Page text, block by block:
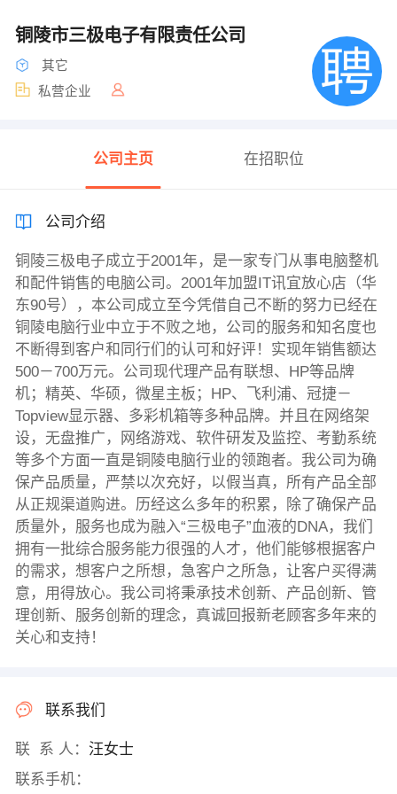
铜陵市三极电子有限责任公司
其它
私营企业
公司主页 在招职位
公司介绍
铜陵三极电子成立于2001年，是一家专门从事电脑整机
和配件销售的电脑公司。2001年加盟IT讯宜放心店（华
东90号），本公司成立至今凭借自己不断的努力已经在
铜陵电脑行业中立于不败之地，公司的服务和知名度也
不断得到客户和同行们的认可和好评！实现年销售额达
500－700万元。公司现代理产品有联想、HP等品牌
机；精英、华硕，微星主板；HP、飞利浦、冠捷－
Topview显示器、多彩机箱等多种品牌。并且在网络架
设，无盘推广，网络游戏、软件研发及监控、考勤系统
等多个方面一直是铜陵电脑行业的领跑者。我公司为确
保产品质量，严禁以次充好，以假当真，所有产品全部
从正规渠道购进。历经这么多年的积累，除了确保产品
质量外，服务也成为融入“三极电子”血液的DNA，我们
拥有一批综合服务能力很强的人才，他们能够根据客户
的需求，想客户之所想，急客户之所急，让客户买得满
意，用得放心。我公司将秉承技术创新、产品创新、管
理创新、服务创新的理念，真诚回报新老顾客多年来的
关心和支持！
联系我们
联 系 人： 汪女士
联系手机：